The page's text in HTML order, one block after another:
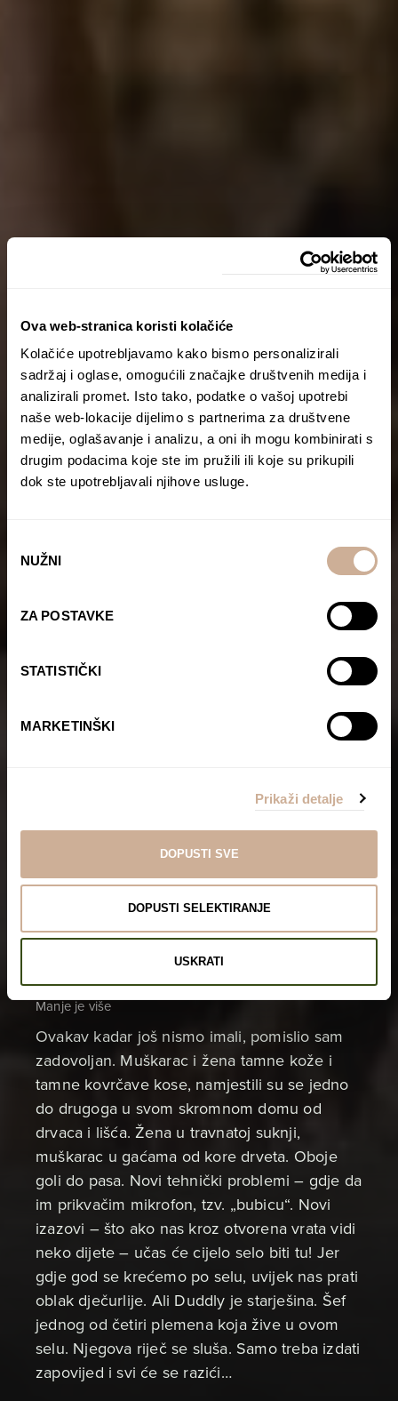
Ova web-stranica koristi kolačiće
Kolačiće upotrebljavamo kako bismo personalizirali
sadržaj i oglase, omogućili značajke društvenih medija i
analizirali promet. Isto tako, podatke o vašoj upotrebi
naše web-lokacije dijelimo s partnerima za društvene
medije, oglašavanje i analizu, a oni ih mogu kombinirati s
drugim podacima koje ste im pružili ili koje su prikupili
dok ste upotrebljavali njihove usluge.
pristanka
NUŽNI
ZA POSTAVKE
STATISTIČKI
MARKETINŠKI
Prikaži detalje
DOPUSTI SVE
DOPUSTI SELEKTIRANJE
USKRATI
Manje je više
Početna stranica
Manje je više
Ovakav kadar još nismo imali, pomislio sam
zadovoljan. Muškarac i žena tamne kože i
tamne kovrčave kose, namjestili su se jedno
do drugoga u svom skromnom domu od
drvaca i lišća. Žena u travnatoj suknji,
muškarac u gaćama od kore drveta. Oboje
goli do pasa. Novi tehnički problemi – gdje da
im prikvačim mikrofon, tzv. „bubicu“. Novi
izazovi – što ako nas kroz otvorena vrata vidi
neko dijete – učas će cijelo selo biti tu! Jer
gdje god se krećemo po selu, uvijek nas prati
oblak dječurlije. Ali Duddly je starješina. Šef
jednog od četiri plemena koja žive u ovom
selu. Njegova riječ se sluša. Samo treba izdati
zapovijed i svi će se razići…